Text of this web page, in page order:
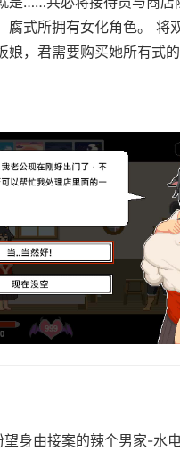
腐式所拥有女化角色。 将
娘，君需要购买她所有式
望身由接案的辣个男家-水